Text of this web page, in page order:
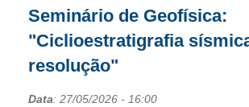
Seminário de Geofísica:
"Ciclioestratigrafia
resolução"
Data: 27/05/2026 - 16:00